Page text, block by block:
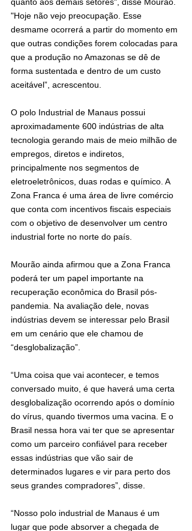
quanto aos demais setores", disse Mourão.
"Hoje não vejo preocupação. Esse
desmame ocorrerá a partir do momento em
que outras condições forem colocadas para
que a produção no Amazonas se dê de
forma sustentada e dentro de um custo
aceitável”, acrescentou.
O polo Industrial de Manaus possui
aproximadamente 600 indústrias de alta
tecnologia gerando mais de meio milhão de
empregos, diretos e indiretos,
principalmente nos segmentos de
eletroeletrônicos, duas rodas e químico. A
Zona Franca é uma área de livre comércio
que conta com incentivos fiscais especiais
com o objetivo de desenvolver um centro
industrial forte no norte do país.
Mourão ainda afirmou que a Zona Franca
poderá ter um papel importante na
recuperação econômica do Brasil pós-
pandemia. Na avaliação dele, novas
indústrias devem se interessar pelo Brasil
em um cenário que ele chamou de
“desglobalização”.
“Uma coisa que vai acontecer, e temos
conversado muito, é que haverá uma certa
desglobalização ocorrendo após o domínio
do vírus, quando tivermos uma vacina. E o
Brasil nessa hora vai ter que se apresentar
como um parceiro confiável para receber
essas indústrias que vão sair de
determinados lugares e vir para perto dos
seus grandes compradores”, disse.
“Nosso polo industrial de Manaus é um
lugar que pode absorver a chegada de